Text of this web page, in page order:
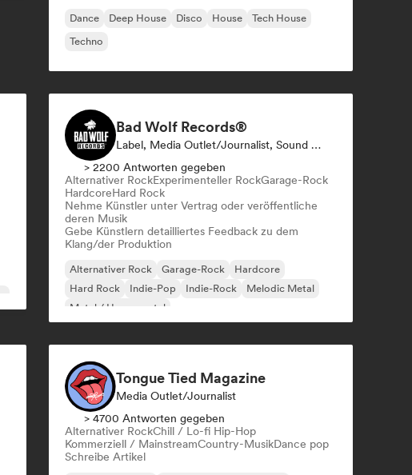
Dance Deep House Disco House
Tech House
Techno
Bad Wolf Records®
Label, Media Outlet/Journalist, Sound Experte
> 2200 Antworten gegeben
Alternativer RockExperimenteller RockGarage-Rock
HardcoreHard Rock
Nehme Künstler unter Vertrag oder veröffentliche
deren Musik
Gebe Künstlern detailliertes Feedback zu dem
Klang/der Produktion
Alternativer Rock Garage-Rock
Hardcore
Hard Rock
Indie-Pop Indie-Rock
Melodic Metal
Metal / Heavy metal
Tongue Tied Magazine
Media Outlet/Journalist
> 4700 Antworten gegeben
Alternativer RockChill / Lo-fi Hip-Hop
Kommerziell / MainstreamCountry-MusikDance pop
Schreibe Artikel